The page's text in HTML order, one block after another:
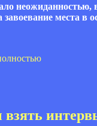
места в